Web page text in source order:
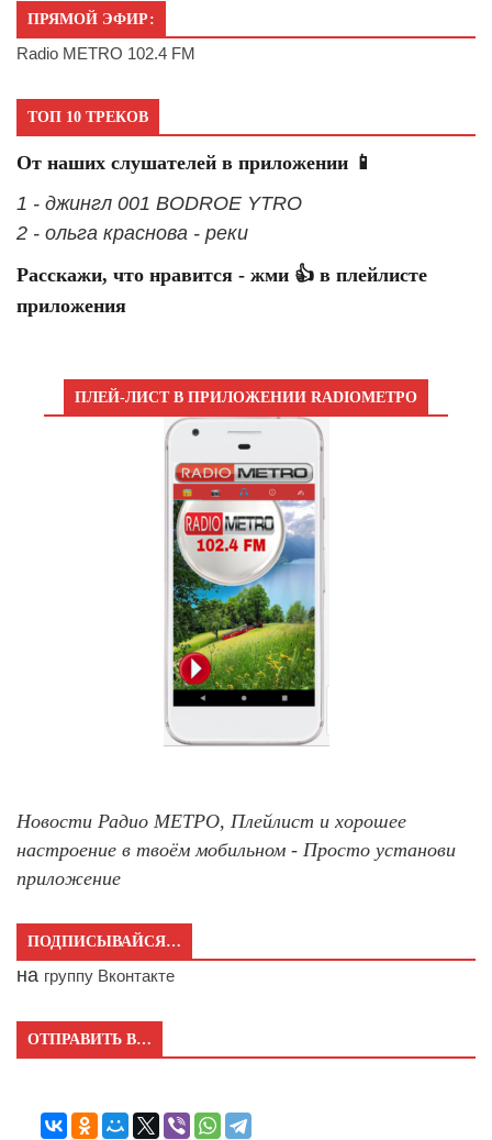
ПРЯМОЙ ЭФИР:
Radio METRO 102.4 FM
ТОП 10 ТРЕКОВ
От наших слушателей в приложении 📱
1 - джингл 001 BODROE YTRO
2 - ольга краснова - реки
Расскажи, что нравится - жми 👍 в плейлисте
приложения
ПЛЕЙ-ЛИСТ В ПРИЛОЖЕНИИ RADIOМЕТРО
Новости Радио МЕТРО, Плейлист и хорошее
настроение в твоём мобильном - Просто установи
приложение
ПОДПИСЫВАЙСЯ…
на группу Вконтакте
ОТПРАВИТЬ В…